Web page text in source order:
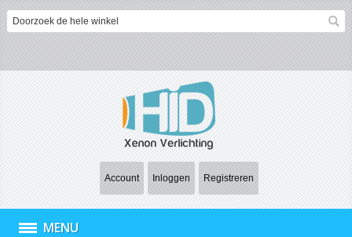
Account Inloggen Registreren
MENU